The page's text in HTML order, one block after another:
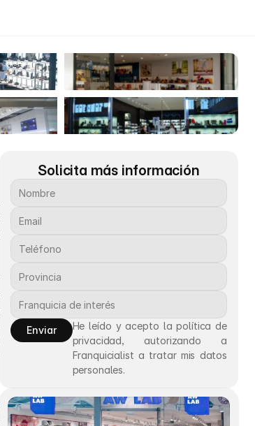
Solicita más información
Enviar
He leído y acepto la política de
privacidad, autorizando a
Franquicialist a tratar mis datos
personales.